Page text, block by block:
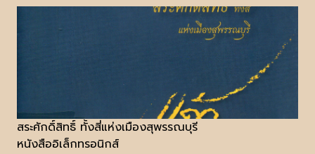
สระศักดิ์สิทธิ์ ทั้งสี่แห่งเมืองสุพรรณบุรี
หนังสืออิเล็กทรอนิกส์